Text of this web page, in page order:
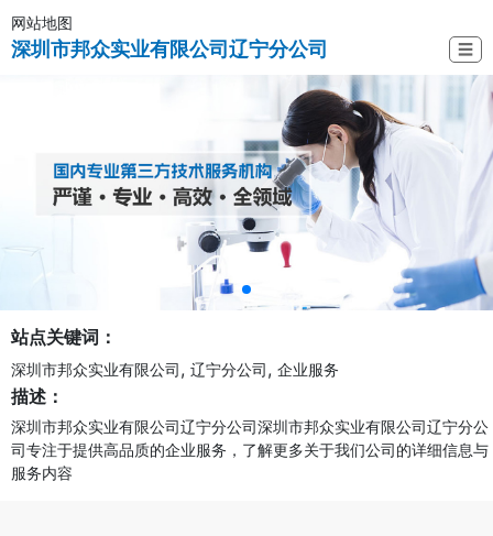
网站地图
深圳市邦众实业有限公司辽宁分公司 ☰
站点关键词：
深圳市邦众实业有限公司, 辽宁分公司, 企业服务
描述：
深圳市邦众实业有限公司辽宁分公司深圳市邦众实业有限公司辽宁分公
司专注于提供高品质的企业服务，了解更多关于我们公司的详细信息与
服务内容